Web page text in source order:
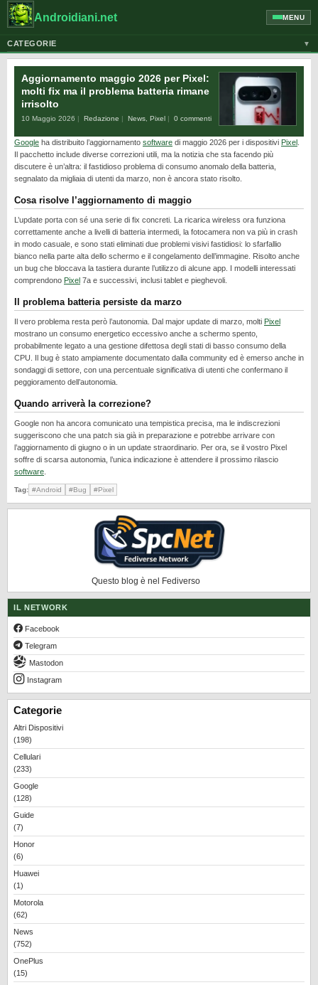
Androidiani.net MENU
CATEGORIE ▼
CELLULARI
GOOGLE
HONOR
MOTOROLA
NEWS
PIXEL
POCO
PRIVACY
REALME
RUMORS
SAMSUNG
SOFTWARE
SVILUPPARE ANDROID
XIAOMI
Aggiornamento maggio 2026 per Pixel:
molti fix ma il problema batteria rimane
irrisolto
10 Maggio 2026 Redazione News Pixel 0 commenti
Google ha distribuito l’aggiornamento software di maggio 2026 per i dispositivi Pixel
Il pacchetto include diverse correzioni utili, ma la notizia che sta facendo più
discutere è un’altra: il fastidioso problema di consumo anomalo della batteria,
segnalato da migliaia di utenti da marzo, non è ancora stato risolto.
Cosa risolve l’aggiornamento di maggio
L’update porta con sé una serie di fix concreti. La ricarica wireless ora funziona
correttamente anche a livelli di batteria intermedi, la fotocamera non va più in crash
in modo casuale, e sono stati eliminati due problemi visivi fastidiosi: lo sfarfallio
bianco nella parte alta dello schermo e il congelamento dell’immagine. Risolto anche
un bug che bloccava la tastiera durante l’utilizzo di alcune app. I modelli interessati
comprendono Pixel 7a e successivi, inclusi tablet e pieghevoli.
Il problema batteria persiste da marzo
Il vero problema resta però l’autonomia. Dal major update di marzo, molti Pixel
mostrano un consumo energetico eccessivo anche a schermo spento,
probabilmente legato a una gestione difettosa degli stati di basso consumo della
CPU. Il bug è stato ampiamente documentato dalla community ed è emerso anche in
sondaggi di settore, con una percentuale significativa di utenti che confermano il
peggioramento dell’autonomia.
Quando arriverà la correzione?
Google non ha ancora comunicato una tempistica precisa, ma le indiscrezioni
suggeriscono che una patch sia già in preparazione e potrebbe arrivare con
l’aggiornamento di giugno o in un update straordinario. Per ora, se il vostro Pixel
soffre di scarsa autonomia, l’unica indicazione è attendere il prossimo rilascio
software
Tag: #Android #Bug #Pixel
Questo blog è nel Fediverso
IL NETWORK
Facebook
Telegram
Mastodon
Instagram
Categorie
Altri Dispositivi
(198)
Cellulari
(233)
Google
(128)
Guide
(7)
Honor
(6)
Huawei
(1)
Motorola
(62)
News
(752)
OnePlus
(15)